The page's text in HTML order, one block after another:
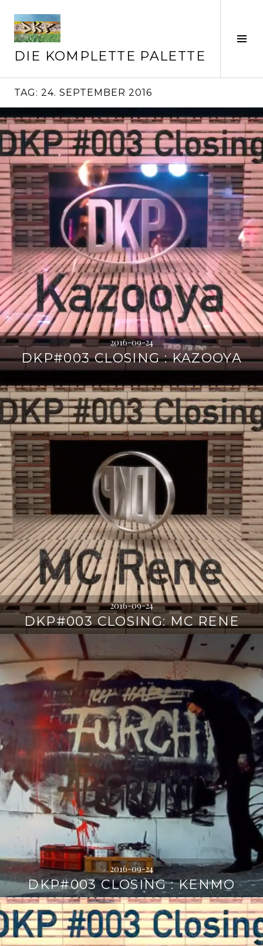
zum
Inhalt
DIE KOMPLETTE PALETTE
TAG: 24. SEPTEMBER 2016
2016-09-24
DKP#003 CLOSING : KAZOOYA
2016-09-24
DKP#003 CLOSING: MC RENE
2016-09-24
DKP#003 CLOSING : KENMO